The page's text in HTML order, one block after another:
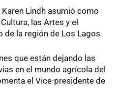
Lindh asumió como
las Artes y el
de la región de Los Lagos
que están dejando las
en el mundo agrícola del
el Vice-presidente de